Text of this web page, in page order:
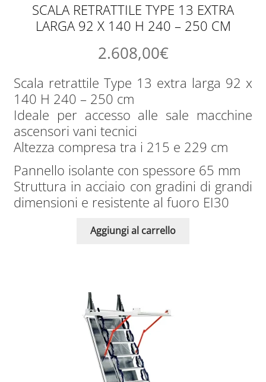
SCALA RETRATTILE TYPE 13 EXTRA
LARGA 92 X 140 H 240 – 250 CM
2.608,00€
Scala retrattile Type 13 extra larga 92 x
140 H 240 – 250 cm
Ideale per accesso alle sale macchine
ascensori vani tecnici
Altezza compresa tra i 215 e 229 cm
Pannello isolante con spessore 65 mm
Struttura in acciaio con gradini di grandi
dimensioni e resistente al fuoro EI30
Aggiungi al carrello